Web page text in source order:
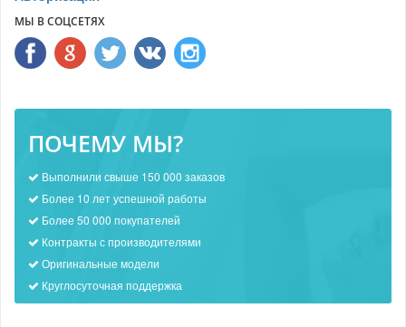
МЫ В СОЦСЕТЯХ
ПОЧЕМУ МЫ?
Выполнили свыше 150 000 заказов
Более 10 лет успешной работы
Более 50 000 покупателей
Контракты с производителями
Оригинальные модели
Круглосуточная поддержка